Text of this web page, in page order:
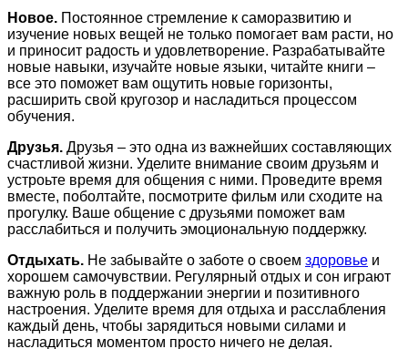
Новое. Постоянное стремление к саморазвитию и
изучение новых вещей не только помогает вам расти, но
и приносит радость и удовлетворение. Разрабатывайте
новые навыки, изучайте новые языки, читайте книги –
все это поможет вам ощутить новые горизонты,
расширить свой кругозор и насладиться процессом
обучения.
Друзья. Друзья – это одна из важнейших составляющих
счастливой жизни. Уделите внимание своим друзьям и
устроьте время для общения с ними. Проведите время
вместе, поболтайте, посмотрите фильм или сходите на
прогулку. Ваше общение с друзьями поможет вам
расслабиться и получить эмоциональную поддержку.
Отдыхать. Не забывайте о заботе о своем здоровье и
хорошем самочувствии. Регулярный отдых и сон играют
важную роль в поддержании энергии и позитивного
настроения. Уделите время для отдыха и расслабления
каждый день, чтобы зарядиться новыми силами и
насладиться моментом просто ничего не делая.